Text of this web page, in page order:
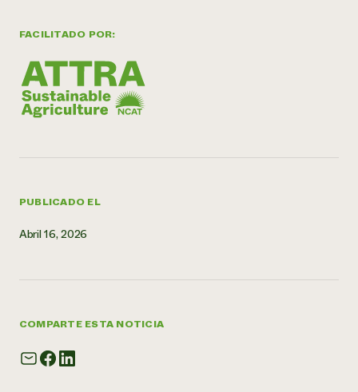
FACILITADO POR:
PUBLICADO EL
Abril 16, 2026
COMPARTE ESTA NOTICIA